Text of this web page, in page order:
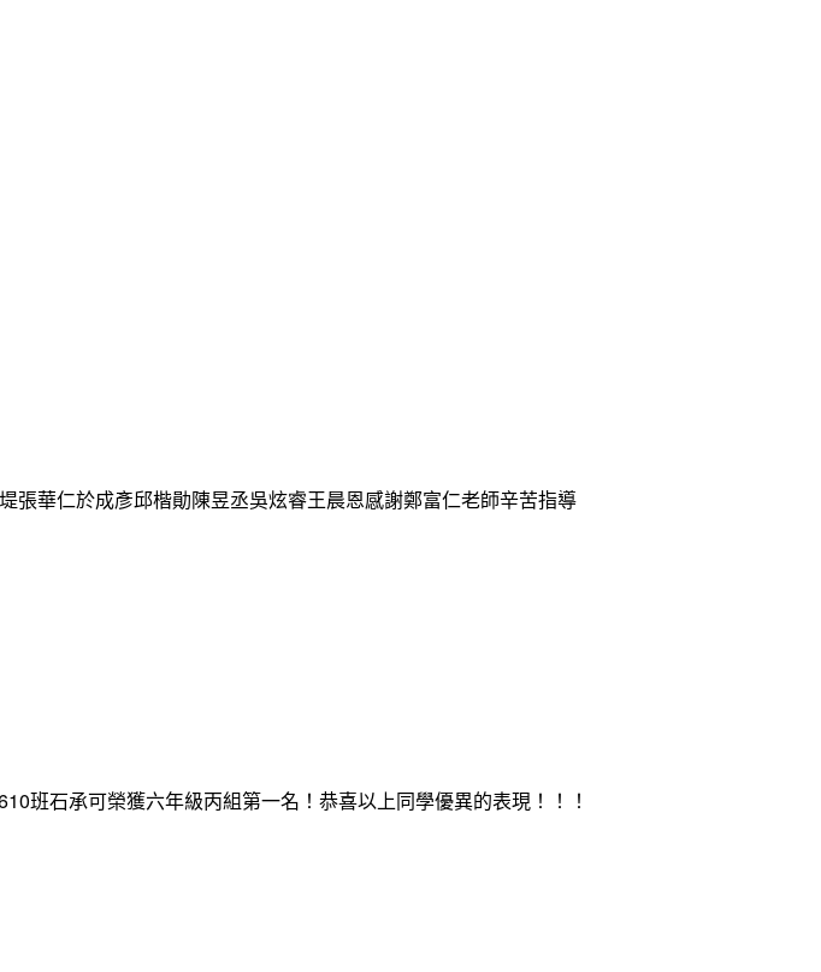
華仁於成彥邱楷勛陳昱丞吳炫睿王晨恩感謝鄭富仁老師辛苦指導
班石承可榮獲六年級丙組第一名！恭喜以上同學優異的表現！！！